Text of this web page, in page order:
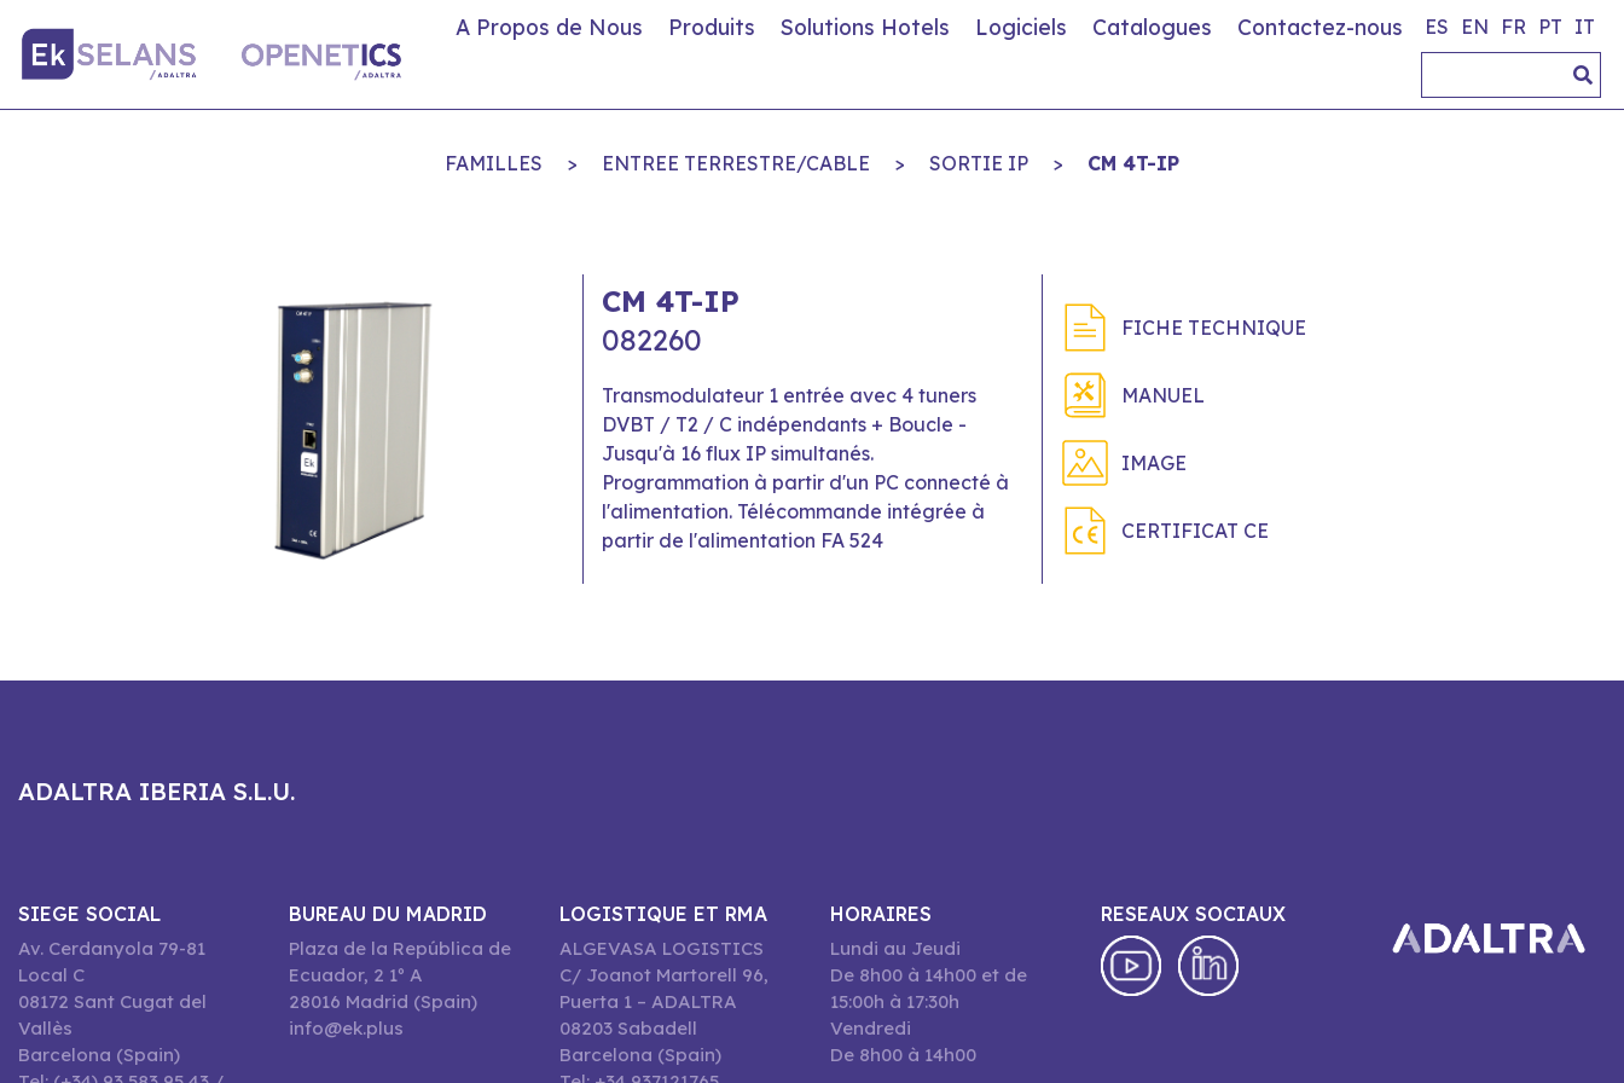
A Propos de Nous Produits Solutions Hotels Logiciels Catalogues Contactez-nous ES EN FR PT IT
FAMILLES > ENTREE TERRESTRE/CABLE > SORTIE IP > CM 4T-IP
CM 4T-IP
082260
Transmodulateur 1 entrée avec 4 tuners
DVBT / T2 / C indépendants + Boucle -
Jusqu'à 16 flux IP simultanés.
Programmation à partir d'un PC connecté à
l'alimentation. Télécommande intégrée à
partir de l'alimentation FA 524
FICHE TECHNIQUE
MANUEL
IMAGE
CERTIFICAT CE
ADALTRA IBERIA S.L.U.
SIEGE SOCIAL
Av. Cerdanyola 79-81
Local C
08172 Sant Cugat del
Vallès
Barcelona (Spain)
BUREAU DU MADRID
Plaza de la República de
Ecuador, 2 1º A
28016 Madrid (Spain)
info@ek.plus
LOGISTIQUE ET RMA
ALGEVASA LOGISTICS
C/ Joanot Martorell 96,
Puerta 1 – ADALTRA
08203 Sabadell
Barcelona (Spain)
HORAIRES
Lundi au Jeudi
De 8h00 à 14h00 et de
15:00h à 17:30h
Vendredi
De 8h00 à 14h00
RESEAUX SOCIAUX